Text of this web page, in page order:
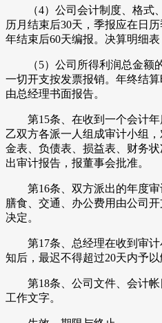
（4）公司会计制度、格式、
历月结束后30天，季报应在日
年结束后60天编报。决算明细
（5）公司所得利润总金额的
一切开支按发票报销。年终结
由总经理书面报告。
第15条、在收到一个会计年
乙双方各派一人组成审计小组
金表、负债表、损益表、财务
出审计报告，报董事会批准。
第16条、双方派出的年度审
膳食、交通、办公费用由公司
决定。
第17条、总经理在收到审计
知后，最迟不得超过20天内予以
第18条、公司文件、会计帐
工作文字。